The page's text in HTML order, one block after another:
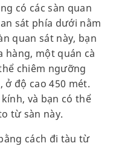
có các sàn quan
sát phía dưới nằm
quan sát này, bạn
hàng, một quán cà
chiêm ngưỡng
ở độ cao 450 mét.
và bạn có thể
từ sàn này.
cách đi tàu từ